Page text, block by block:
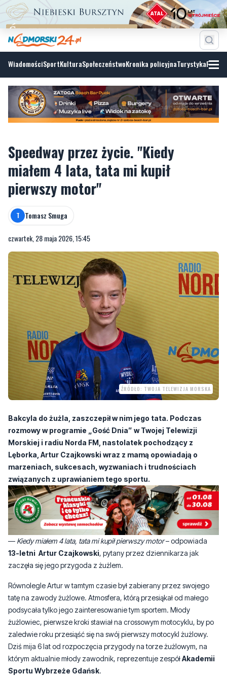
WiadomościSportKulturaSpołeczeństwoKronika policyjnaTurystyka
Speedway przez życie. "Kiedy
miałem 4 lata, tata mi kupił
pierwszy motor"
T Tomasz Smuga
czwartek, 28 maja 2026, 15:45
ŹRÓDŁO: TWOJA TELEWIZJA MORSKA
Bakcyla do żużla, zaszczepił w nim jego tata. Podczas
rozmowy w programie „Gość Dnia” w Twojej Telewizji
Morskiej i radiu Norda FM, nastolatek pochodzący z
Lęborka, Artur Czajkowski wraz z mamą opowiadają o
marzeniach, sukcesach, wyzwaniach i trudnościach
związanych z uprawianiem tego sportu.
— Kiedy miałem 4 lata, tata mi kupił pierwszy motor– odpowiada
13-letni Artur Czajkowski, pytany przez dziennikarza jak
zaczęła się jego przygoda z żużlem.
Równolegle Artur w tamtym czasie był zabierany przez swojego
tatę na zawody żużlowe. Atmosfera, którą przesiąkał od małego
podsycała tylko jego zainteresowanie tym sportem. Młody
żużlowiec, pierwsze kroki stawiał na crossowym motocyklu, by po
zaledwie roku przesiąść się na swój pierwszy motocykl żużlowy.
Dziś mija 6 lat od rozpoczęcia przygody na torze żużlowym, na
którym aktualnie młody zawodnik, reprezentuje zespółAkademii
Sportu Wybrzeże Gdańsk.